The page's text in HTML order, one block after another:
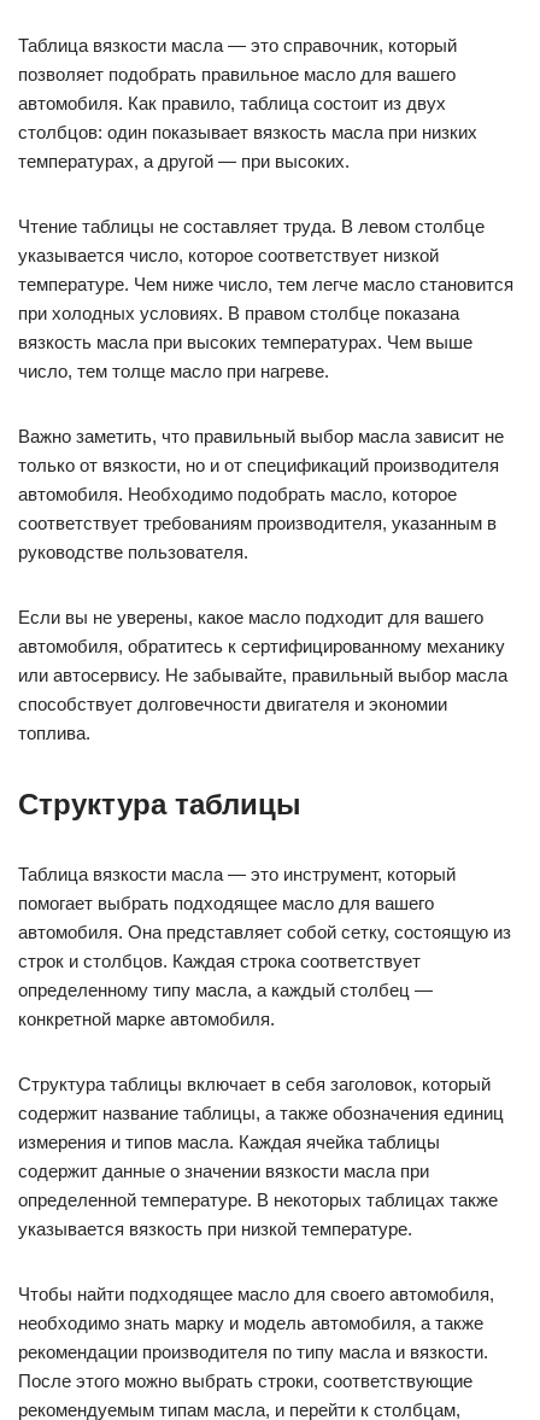
Таблица вязкости масла — это справочник, который
позволяет подобрать правильное масло для вашего
автомобиля. Как правило, таблица состоит из двух
столбцов: один показывает вязкость масла при низких
температурах, а другой — при высоких.
Чтение таблицы не составляет труда. В левом столбце
указывается число, которое соответствует низкой
температуре. Чем ниже число, тем легче масло становится
при холодных условиях. В правом столбце показана
вязкость масла при высоких температурах. Чем выше
число, тем толще масло при нагреве.
Важно заметить, что правильный выбор масла зависит не
только от вязкости, но и от спецификаций производителя
автомобиля. Необходимо подобрать масло, которое
соответствует требованиям производителя, указанным в
руководстве пользователя.
Если вы не уверены, какое масло подходит для вашего
автомобиля, обратитесь к сертифицированному механику
или автосервису. Не забывайте, правильный выбор масла
способствует долговечности двигателя и экономии
топлива.
Структура таблицы
Таблица вязкости масла — это инструмент, который
помогает выбрать подходящее масло для вашего
автомобиля. Она представляет собой сетку, состоящую из
строк и столбцов. Каждая строка соответствует
определенному типу масла, а каждый столбец —
конкретной марке автомобиля.
Структура таблицы включает в себя заголовок, который
содержит название таблицы, а также обозначения единиц
измерения и типов масла. Каждая ячейка таблицы
содержит данные о значении вязкости масла при
определенной температуре. В некоторых таблицах также
указывается вязкость при низкой температуре.
Чтобы найти подходящее масло для своего автомобиля,
необходимо знать марку и модель автомобиля, а также
рекомендации производителя по типу масла и вязкости.
После этого можно выбрать строки, соответствующие
рекомендуемым типам масла, и перейти к столбцам,